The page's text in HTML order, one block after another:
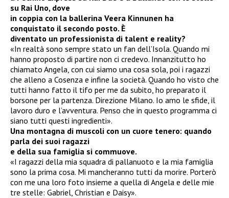
su Rai Uno, dove
in coppia con la ballerina Veera Kinnunen ha
conquistato il secondo posto. È
diventato un professionista di talent e reality?
«In realtà sono sempre stato un fan dell’Isola. Quando mi
hanno proposto di partire non ci credevo. Innanzitutto ho
chiamato Angela, con cui siamo una cosa sola, poi i ragazzi
che alleno a Cosenza e infine la società. Quando ho visto che
tutti hanno fatto il tifo per me da subito, ho preparato il
borsone per la partenza. Direzione Milano. Io amo le sfide, il
lavoro duro e l’avventura. Penso che in questo programma ci
siano tutti questi ingredienti».
Una montagna di muscoli con un cuore tenero: quando
parla dei suoi ragazzi
e della sua famiglia si commuove.
«I ragazzi della mia squadra di pallanuoto e la mia famiglia
sono la prima cosa. Mi mancheranno tutti da morire. Porterò
con me una loro foto insieme a quella di Angela e delle mie
tre stelle: Gabriel, Christian e Daisy».